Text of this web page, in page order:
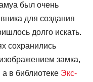
был очень
для создания
долго искать.
сохранились
замка,
в библиотеке Экс-